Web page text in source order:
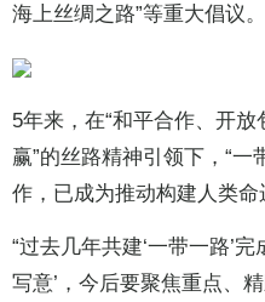
海上丝绸之路”等重大倡议。
5年来，在“和平合作、开
赢”的丝路精神引领下，“一
作，已成为推动构建人类命
“过去几年共建‘一带一路’
写意’，今后要聚焦重点、